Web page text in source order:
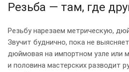
Резьба — там, где
Резьбу нарезаем метрическую,
Звучит буднично, пока не
дюймовая на импортном узле или
и половина мастерских разводит